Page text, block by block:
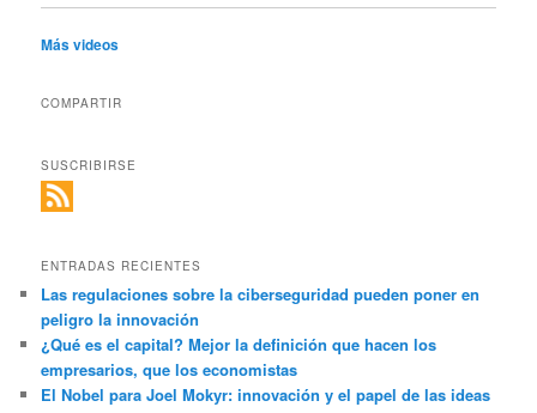
Más videos
COMPARTIR
SUSCRIBIRSE
ENTRADAS RECIENTES
Las regulaciones sobre la ciberseguridad pueden poner en
peligro la innovación
¿Qué es el capital? Mejor la definición que hacen los
empresarios, que los economistas
El Nobel para Joel Mokyr: innovación y el papel de las ideas